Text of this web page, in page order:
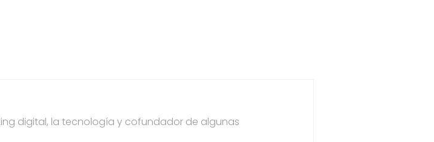
digital, la tecnología y cofundador de algunas